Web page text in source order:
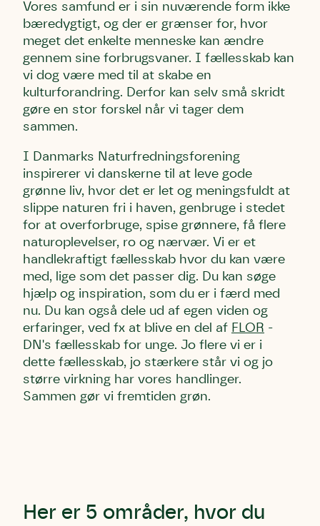
Vores samfund er i sin nuværende form ikke
bæredygtigt, og der er grænser for, hvor
meget det enkelte menneske kan ændre
gennem sine forbrugsvaner. I fællesskab kan
vi dog være med til at skabe en
kulturforandring. Derfor kan selv små skridt
gøre en stor forskel når vi tager dem
sammen.
I Danmarks Naturfredningsforening
inspirerer vi danskerne til at leve gode
grønne liv, hvor det er let og meningsfuldt at
slippe naturen fri i haven, genbruge i stedet
for at overforbruge, spise grønnere, få flere
naturoplevelser, ro og nærvær. Vi er et
handlekraftigt fællesskab hvor du kan være
med, lige som det passer dig. Du kan søge
hjælp og inspiration, som du er i færd med
nu. Du kan også dele ud af egen viden og
erfaringer, ved fx at blive en del af FLOR -
DN's fællesskab for unge. Jo flere vi er i
dette fællesskab, jo stærkere står vi og jo
større virkning har vores handlinger.
Sammen gør vi fremtiden grøn.
Her er 5 områder, hvor du
Skriv under (hjørring)
Email
Sund Limfjord
Email
Storken tilbage til Kolding
Email